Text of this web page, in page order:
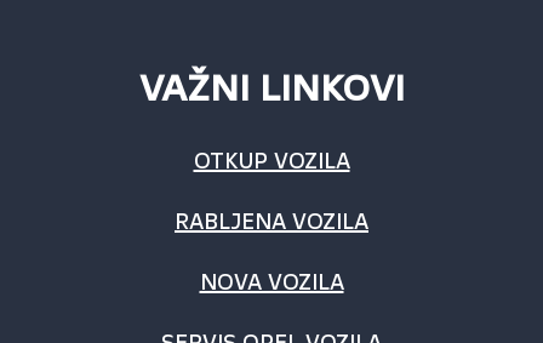
VAŽNI LINKOVI
OTKUP VOZILA
RABLJENA VOZILA
NOVA VOZILA